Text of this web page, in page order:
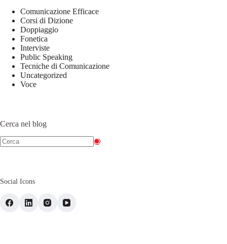
Comunicazione Efficace
Corsi di Dizione
Doppiaggio
Fonetica
Interviste
Public Speaking
Tecniche di Comunicazione
Uncategorized
Voce
Cerca nel blog
Social Icons